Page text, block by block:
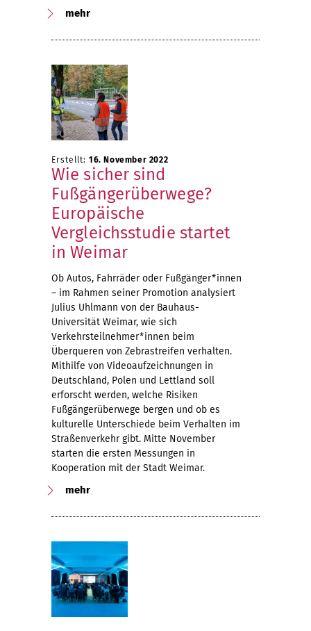
mehr
Erstellt: 16. November 2022
Wie sicher sind
Fußgängerüberwege?
Europäische
Vergleichsstudie startet
in Weimar
Ob Autos, Fahrräder oder Fußgänger*innen
– im Rahmen seiner Promotion analysiert
Julius Uhlmann von der Bauhaus-
Universität Weimar, wie sich
Verkehrsteilnehmer*innen beim
Überqueren von Zebrastreifen verhalten.
Mithilfe von Videoaufzeichnungen in
Deutschland, Polen und Lettland soll
erforscht werden, welche Risiken
Fußgängerüberwege bergen und ob es
kulturelle Unterschiede beim Verhalten im
Straßenverkehr gibt. Mitte November
starten die ersten Messungen in
Kooperation mit der Stadt Weimar.
mehr